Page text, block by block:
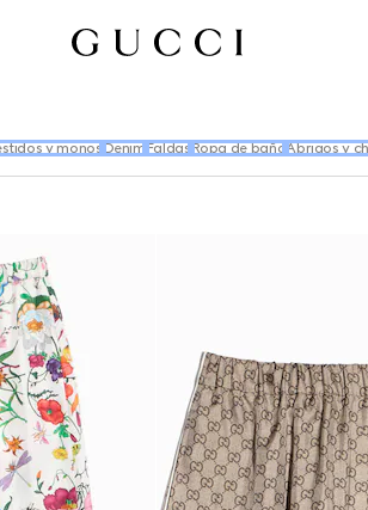
y monos Denim Faldas Ropa de baño Abrigos y